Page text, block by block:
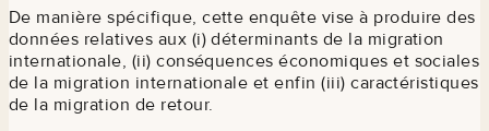
De manière spécifique, cette enquête vise à produire des
données relatives aux (i) déterminants de la migration
internationale, (ii) conséquences économiques et sociales
de la migration internationale et enfin (iii) caractéristiques
de la migration de retour.